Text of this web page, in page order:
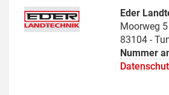
Eder
Moorweg 5
83104 -
Nummer